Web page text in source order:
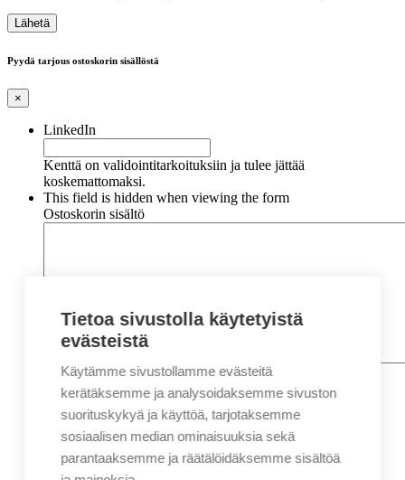
Pyydä tarjous ostoskorin sisällöstä
×
LinkedIn
Kenttä on validointitarkoituksiin ja tulee jättää
koskemattomaksi.
This field is hidden when viewing the form
Ostoskorin sisältö
Nimi*
Etunimi
Sukunimi
Sähköposti*
Tietoa sivustolla käytetyistä
evästeistä
Käytämme sivustollamme evästeitä
kerätäksemme ja analysoidaksemme sivuston
suorituskykyä ja käyttöä, tarjotaksemme
sosiaalisen median ominaisuuksia sekä
parantaaksemme ja räätälöidäksemme sisältöä